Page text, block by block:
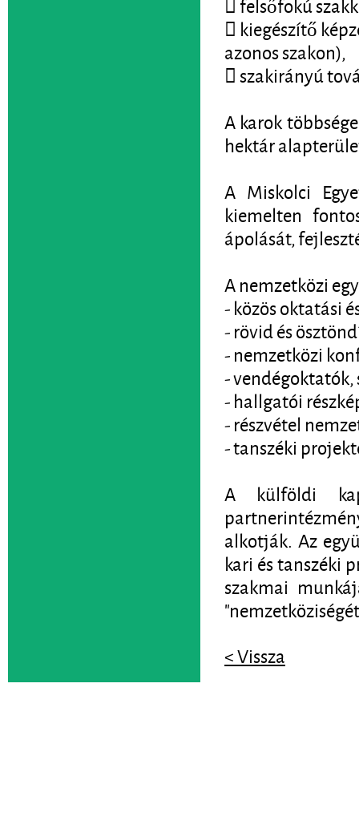
 kiegészítő
azonos szakon),
 szakirányú
A karok
hektár
A Miskolci
kiemelten
ápolását,
A nemzetközi
- közös oktatási
- rövid és
- nemzetközi
-
- hallgatói
- részvétel
- tanszéki
A külföldi
alkotják. Az
kari és tanszéki
szakmai
< Vissza